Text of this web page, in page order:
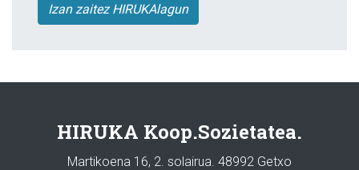
Izan zaitez HIRUKAlagun
HIRUKA Koop.Sozietatea.
Martikoena 16, 2. solairua. 48992 Getxo